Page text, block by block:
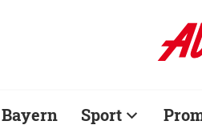
Bayern Sport